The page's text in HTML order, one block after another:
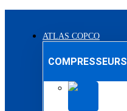
ATLAS COPCO
COMPRESSEURS